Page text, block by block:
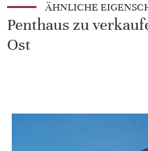
ÄHNLICHE
Penthaus zu
Ost